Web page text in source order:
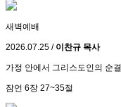
새벽예배
2026.07.25 / 이찬규 목사
가정 안에서 그리스도인의 순결
잠언 6장 27~35절